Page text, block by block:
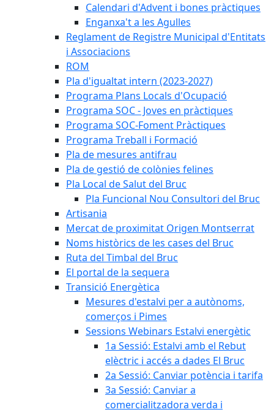
Calendari d'Advent i bones pràctiques
Enganxa't a les Agulles
Reglament de Registre Municipal d'Entitats
i Associacions
ROM
Pla d'igualtat intern (2023-2027)
Programa Plans Locals d'Ocupació
Programa SOC - Joves en pràctiques
Programa SOC-Foment Pràctiques
Programa Treball i Formació
Pla de mesures antifrau
Pla de gestió de colònies felines
Pla Local de Salut del Bruc
Pla Funcional Nou Consultori del Bruc
Artisania
Mercat de proximitat Origen Montserrat
Noms històrics de les cases del Bruc
Ruta del Timbal del Bruc
El portal de la sequera
Transició Energètica
Mesures d'estalvi per a autònoms,
comerços i Pimes
Sessions Webinars Estalvi energètic
1a Sessió: Estalvi amb el Rebut
elèctric i accés a dades El Bruc
2a Sessió: Canviar potència i tarifa
3a Sessió: Canviar a
comercialitzadora verda i